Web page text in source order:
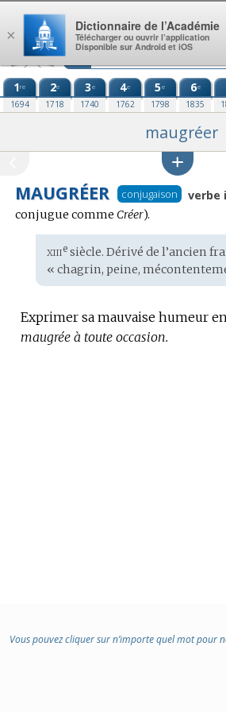
Aller au contenu
1re
1694
2e
1718
3e
1740
4e
1762
5e
1798
6e
1835
maugréer
MAUGRÉER conjugaison verbe
conjugue comme Créer).
Étymologie
:
xiiiesiècle. Dérivé de l’ancien
« chagrin, peine,
Exprimer sa mauvaise humeur
maugrée à toute occasion.
Vous pouvez cliquer sur n’importe quel mot pour
×
Dictionnaire de l’Académie
Télécharger ou ouvrir l’application
Disponible sur Android et iOS